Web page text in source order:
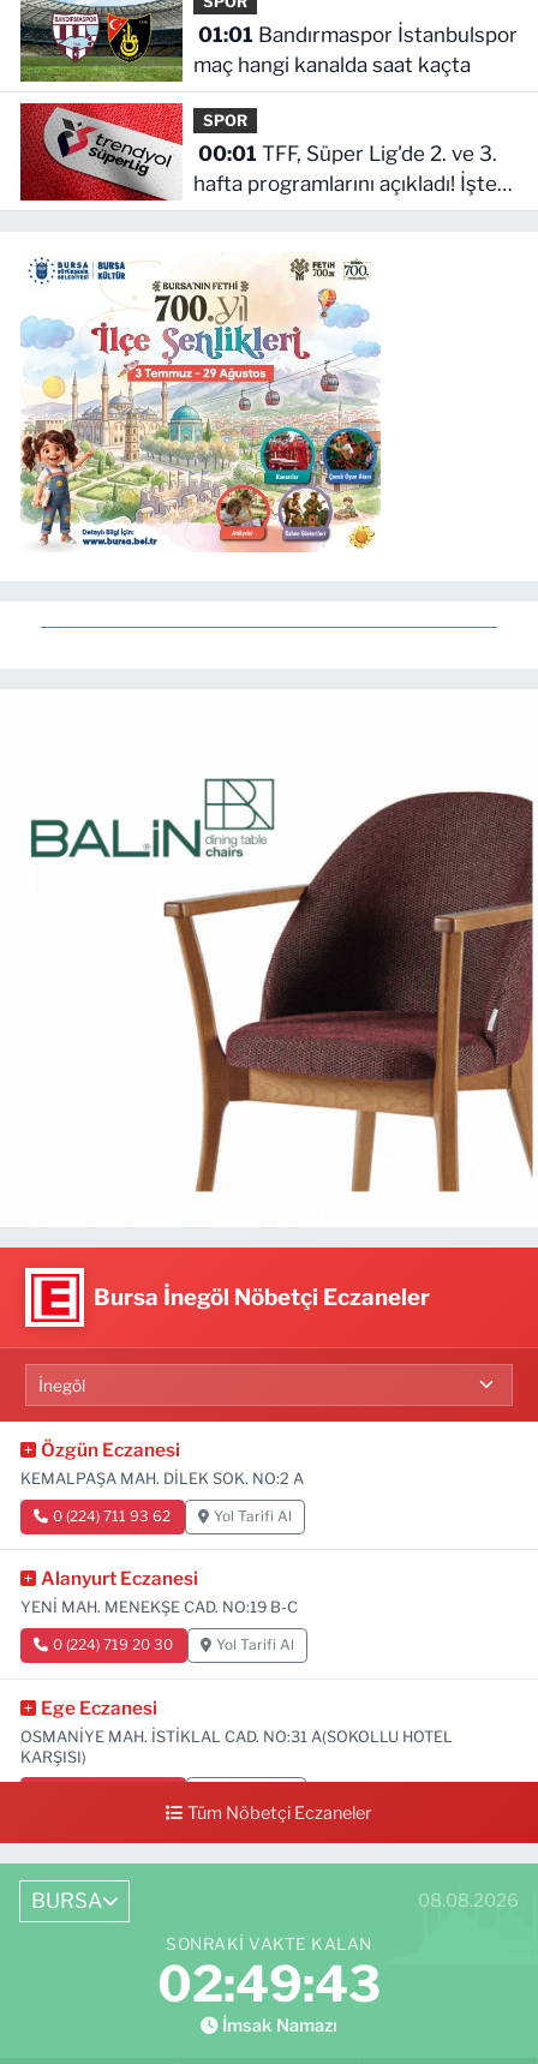
01:01
maç hangi kanalda saat kaçta
SPOR
00:01
hafta programlarını açıkladı! İşte
maçların başlama saati
Bursa İnegöl Nöbetçi Eczaneler
Özgün Eczanesi
KEMALPAŞA MAH. DİLEK SOK. NO:2 A
0 (224) 711 93 62 Yol Tarifi Al
Alanyurt Eczanesi
YENİ MAH. MENEKŞE CAD. NO:19 B-C
0 (224) 719 20 30 Yol Tarifi Al
Ege Eczanesi
OSMANİYE MAH. İSTİKLAL CAD. NO:31 A(SOKOLLU HOTEL
KARŞISI)
Tüm Nöbetçi Eczaneler
BURSA 08.08.2026
SONRAKI VAKTE KALAN
02:49:42
İmsak Namazı